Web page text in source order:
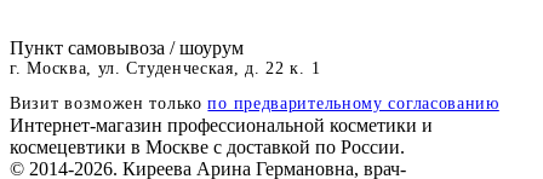
Пункт самовывоза / шоурум
г. Москва, ул. Студенческая, д. 22 к. 1
Визит возможен толькопо предварительному согласованию
Интернет-магазин профессиональной косметики и
космецевтики в Москве с доставкой по России.
© 2014-2026. Киреева Арина Германовна, врач-